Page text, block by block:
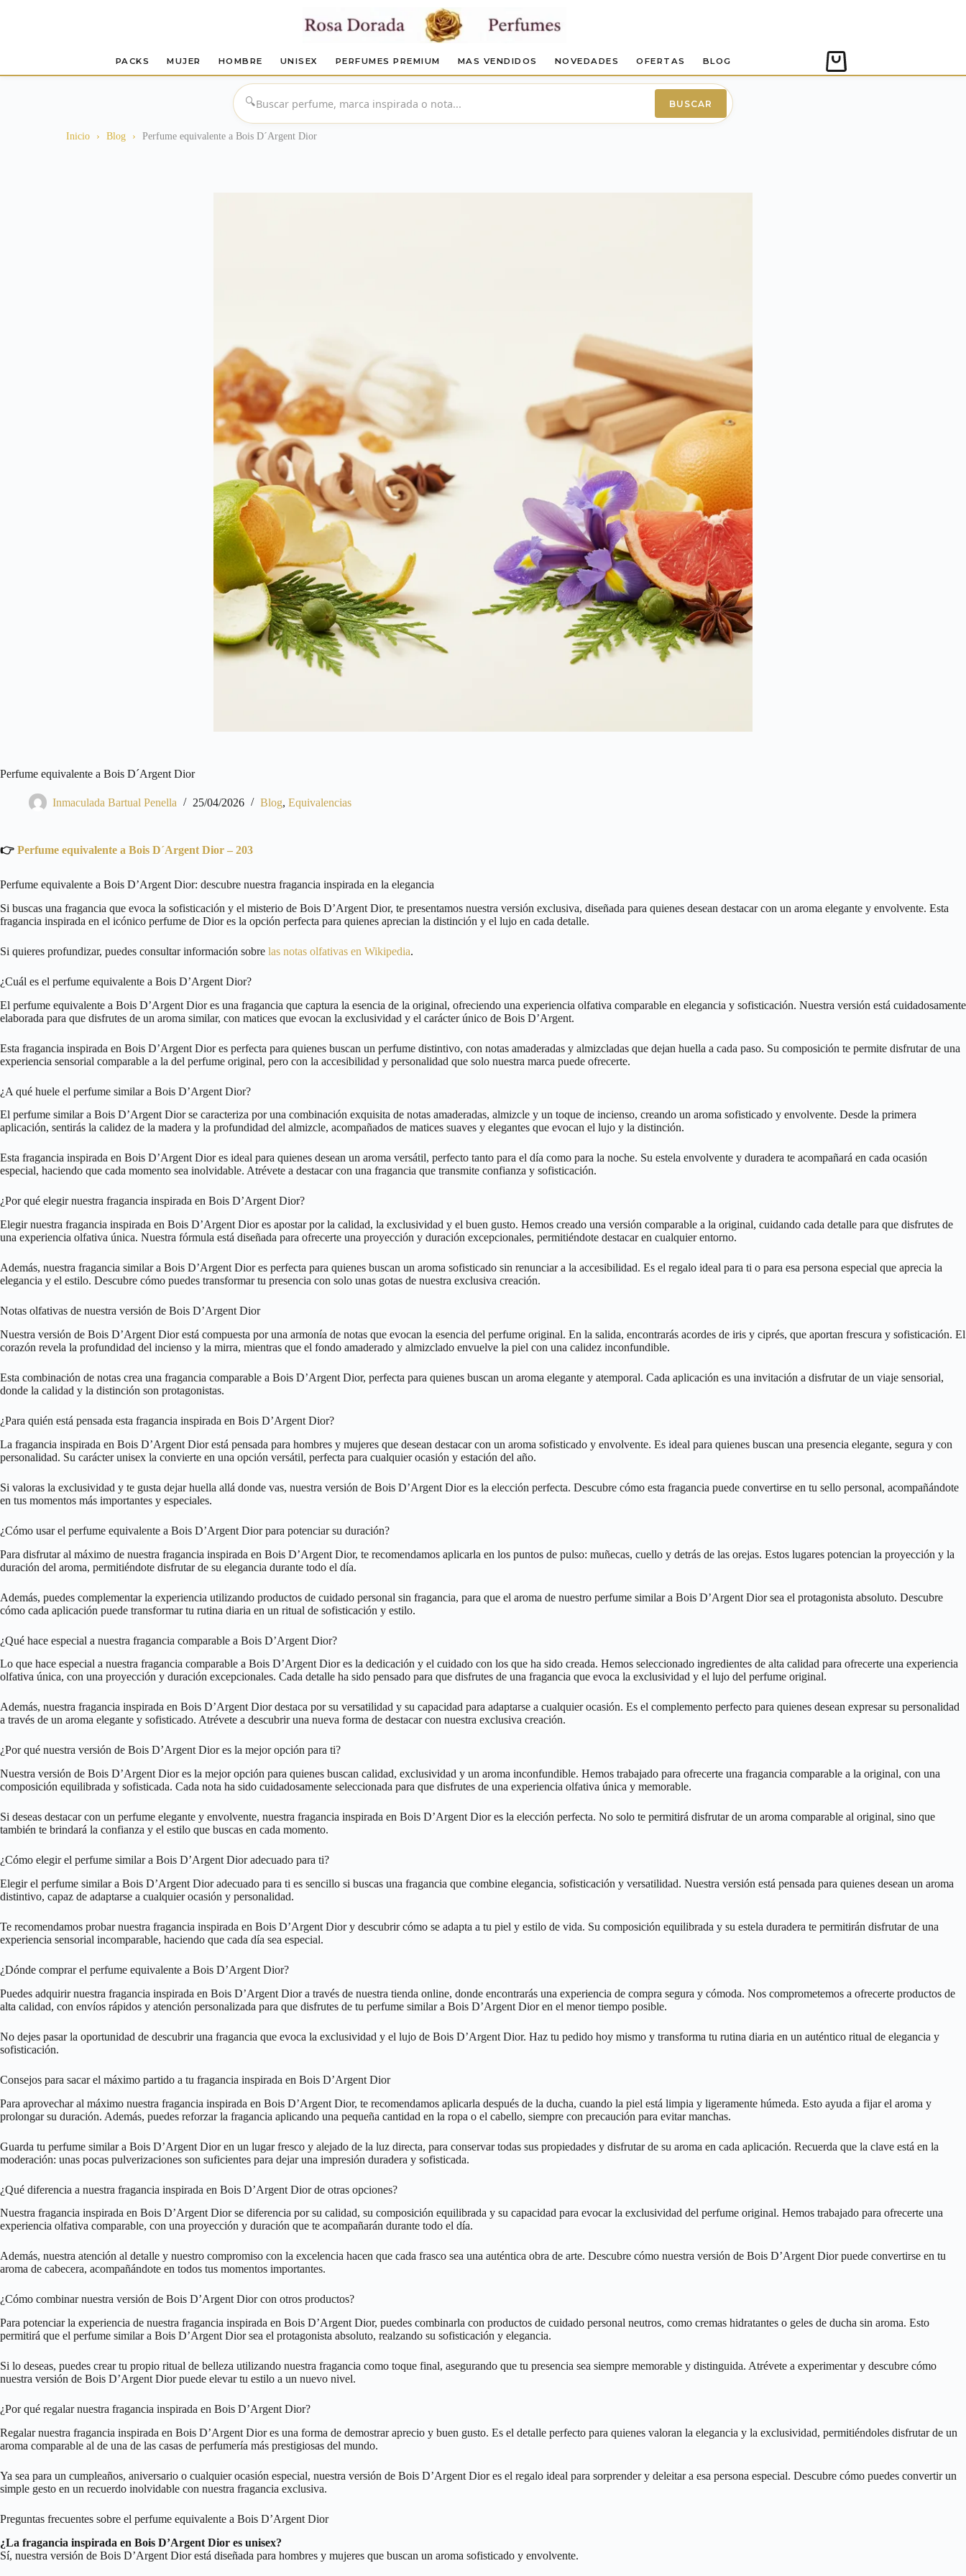
PACKS MUJER HOMBRE UNISEX PERFUMES PREMIUM MAS VENDIDOS NOVEDADES OFERTAS BLOG
Carro
de
🔍 BUSCAR
Inicio › Blog › Perfume equivalente a Bois D´Argent Dior
Perfume equivalente a Bois D´Argent Dior
Inmaculada Bartual Penella 25/04/2026 Blog, Equivalencias
👉 Perfume equivalente a Bois D´Argent Dior – 203
Perfume equivalente a Bois D’Argent Dior: descubre nuestra fragancia inspirada en la elegancia
Si buscas una fragancia que evoca la sofisticación y el misterio de Bois D’Argent Dior, te presentamos nuestra versión exclusiva, diseñada para quienes desean destacar con un aroma elegante y envolvente. Esta
fragancia inspirada en el icónico perfume de Dior es la opción perfecta para quienes aprecian la distinción y el lujo en cada detalle.
Si quieres profundizar, puedes consultar información sobre las notas olfativas en Wikipedia.
¿Cuál es el perfume equivalente a Bois D’Argent Dior?
El perfume equivalente a Bois D’Argent Dior es una fragancia que captura la esencia de la original, ofreciendo una experiencia olfativa comparable en elegancia y sofisticación. Nuestra versión está cuidadosamente
elaborada para que disfrutes de un aroma similar, con matices que evocan la exclusividad y el carácter único de Bois D’Argent.
Esta fragancia inspirada en Bois D’Argent Dior es perfecta para quienes buscan un perfume distintivo, con notas amaderadas y almizcladas que dejan huella a cada paso. Su composición te permite disfrutar de una
experiencia sensorial comparable a la del perfume original, pero con la accesibilidad y personalidad que solo nuestra marca puede ofrecerte.
¿A qué huele el perfume similar a Bois D’Argent Dior?
El perfume similar a Bois D’Argent Dior se caracteriza por una combinación exquisita de notas amaderadas, almizcle y un toque de incienso, creando un aroma sofisticado y envolvente. Desde la primera
aplicación, sentirás la calidez de la madera y la profundidad del almizcle, acompañados de matices suaves y elegantes que evocan el lujo y la distinción.
Esta fragancia inspirada en Bois D’Argent Dior es ideal para quienes desean un aroma versátil, perfecto tanto para el día como para la noche. Su estela envolvente y duradera te acompañará en cada ocasión
especial, haciendo que cada momento sea inolvidable. Atrévete a destacar con una fragancia que transmite confianza y sofisticación.
¿Por qué elegir nuestra fragancia inspirada en Bois D’Argent Dior?
Elegir nuestra fragancia inspirada en Bois D’Argent Dior es apostar por la calidad, la exclusividad y el buen gusto. Hemos creado una versión comparable a la original, cuidando cada detalle para que disfrutes de
una experiencia olfativa única. Nuestra fórmula está diseñada para ofrecerte una proyección y duración excepcionales, permitiéndote destacar en cualquier entorno.
Además, nuestra fragancia similar a Bois D’Argent Dior es perfecta para quienes buscan un aroma sofisticado sin renunciar a la accesibilidad. Es el regalo ideal para ti o para esa persona especial que aprecia la
elegancia y el estilo. Descubre cómo puedes transformar tu presencia con solo unas gotas de nuestra exclusiva creación.
Notas olfativas de nuestra versión de Bois D’Argent Dior
Nuestra versión de Bois D’Argent Dior está compuesta por una armonía de notas que evocan la esencia del perfume original. En la salida, encontrarás acordes de iris y ciprés, que aportan frescura y sofisticación. El
corazón revela la profundidad del incienso y la mirra, mientras que el fondo amaderado y almizclado envuelve la piel con una calidez inconfundible.
Esta combinación de notas crea una fragancia comparable a Bois D’Argent Dior, perfecta para quienes buscan un aroma elegante y atemporal. Cada aplicación es una invitación a disfrutar de un viaje sensorial,
donde la calidad y la distinción son protagonistas.
¿Para quién está pensada esta fragancia inspirada en Bois D’Argent Dior?
La fragancia inspirada en Bois D’Argent Dior está pensada para hombres y mujeres que desean destacar con un aroma sofisticado y envolvente. Es ideal para quienes buscan una presencia elegante, segura y con
personalidad. Su carácter unisex la convierte en una opción versátil, perfecta para cualquier ocasión y estación del año.
Si valoras la exclusividad y te gusta dejar huella allá donde vas, nuestra versión de Bois D’Argent Dior es la elección perfecta. Descubre cómo esta fragancia puede convertirse en tu sello personal, acompañándote
en tus momentos más importantes y especiales.
¿Cómo usar el perfume equivalente a Bois D’Argent Dior para potenciar su duración?
Para disfrutar al máximo de nuestra fragancia inspirada en Bois D’Argent Dior, te recomendamos aplicarla en los puntos de pulso: muñecas, cuello y detrás de las orejas. Estos lugares potencian la proyección y la
duración del aroma, permitiéndote disfrutar de su elegancia durante todo el día.
Además, puedes complementar la experiencia utilizando productos de cuidado personal sin fragancia, para que el aroma de nuestro perfume similar a Bois D’Argent Dior sea el protagonista absoluto. Descubre
cómo cada aplicación puede transformar tu rutina diaria en un ritual de sofisticación y estilo.
¿Qué hace especial a nuestra fragancia comparable a Bois D’Argent Dior?
Lo que hace especial a nuestra fragancia comparable a Bois D’Argent Dior es la dedicación y el cuidado con los que ha sido creada. Hemos seleccionado ingredientes de alta calidad para ofrecerte una experiencia
olfativa única, con una proyección y duración excepcionales. Cada detalle ha sido pensado para que disfrutes de una fragancia que evoca la exclusividad y el lujo del perfume original.
Además, nuestra fragancia inspirada en Bois D’Argent Dior destaca por su versatilidad y su capacidad para adaptarse a cualquier ocasión. Es el complemento perfecto para quienes desean expresar su personalidad
a través de un aroma elegante y sofisticado. Atrévete a descubrir una nueva forma de destacar con nuestra exclusiva creación.
¿Por qué nuestra versión de Bois D’Argent Dior es la mejor opción para ti?
Nuestra versión de Bois D’Argent Dior es la mejor opción para quienes buscan calidad, exclusividad y un aroma inconfundible. Hemos trabajado para ofrecerte una fragancia comparable a la original, con una
composición equilibrada y sofisticada. Cada nota ha sido cuidadosamente seleccionada para que disfrutes de una experiencia olfativa única y memorable.
Si deseas destacar con un perfume elegante y envolvente, nuestra fragancia inspirada en Bois D’Argent Dior es la elección perfecta. No solo te permitirá disfrutar de un aroma comparable al original, sino que
también te brindará la confianza y el estilo que buscas en cada momento.
¿Cómo elegir el perfume similar a Bois D’Argent Dior adecuado para ti?
Elegir el perfume similar a Bois D’Argent Dior adecuado para ti es sencillo si buscas una fragancia que combine elegancia, sofisticación y versatilidad. Nuestra versión está pensada para quienes desean un aroma
distintivo, capaz de adaptarse a cualquier ocasión y personalidad.
Te recomendamos probar nuestra fragancia inspirada en Bois D’Argent Dior y descubrir cómo se adapta a tu piel y estilo de vida. Su composición equilibrada y su estela duradera te permitirán disfrutar de una
experiencia sensorial incomparable, haciendo que cada día sea especial.
¿Dónde comprar el perfume equivalente a Bois D’Argent Dior?
Puedes adquirir nuestra fragancia inspirada en Bois D’Argent Dior a través de nuestra tienda online, donde encontrarás una experiencia de compra segura y cómoda. Nos comprometemos a ofrecerte productos de
alta calidad, con envíos rápidos y atención personalizada para que disfrutes de tu perfume similar a Bois D’Argent Dior en el menor tiempo posible.
No dejes pasar la oportunidad de descubrir una fragancia que evoca la exclusividad y el lujo de Bois D’Argent Dior. Haz tu pedido hoy mismo y transforma tu rutina diaria en un auténtico ritual de elegancia y
sofisticación.
Consejos para sacar el máximo partido a tu fragancia inspirada en Bois D’Argent Dior
Para aprovechar al máximo nuestra fragancia inspirada en Bois D’Argent Dior, te recomendamos aplicarla después de la ducha, cuando la piel está limpia y ligeramente húmeda. Esto ayuda a fijar el aroma y
prolongar su duración. Además, puedes reforzar la fragancia aplicando una pequeña cantidad en la ropa o el cabello, siempre con precaución para evitar manchas.
Guarda tu perfume similar a Bois D’Argent Dior en un lugar fresco y alejado de la luz directa, para conservar todas sus propiedades y disfrutar de su aroma en cada aplicación. Recuerda que la clave está en la
moderación: unas pocas pulverizaciones son suficientes para dejar una impresión duradera y sofisticada.
¿Qué diferencia a nuestra fragancia inspirada en Bois D’Argent Dior de otras opciones?
Nuestra fragancia inspirada en Bois D’Argent Dior se diferencia por su calidad, su composición equilibrada y su capacidad para evocar la exclusividad del perfume original. Hemos trabajado para ofrecerte una
experiencia olfativa comparable, con una proyección y duración que te acompañarán durante todo el día.
Además, nuestra atención al detalle y nuestro compromiso con la excelencia hacen que cada frasco sea una auténtica obra de arte. Descubre cómo nuestra versión de Bois D’Argent Dior puede convertirse en tu
aroma de cabecera, acompañándote en todos tus momentos importantes.
¿Cómo combinar nuestra versión de Bois D’Argent Dior con otros productos?
Para potenciar la experiencia de nuestra fragancia inspirada en Bois D’Argent Dior, puedes combinarla con productos de cuidado personal neutros, como cremas hidratantes o geles de ducha sin aroma. Esto
permitirá que el perfume similar a Bois D’Argent Dior sea el protagonista absoluto, realzando su sofisticación y elegancia.
Si lo deseas, puedes crear tu propio ritual de belleza utilizando nuestra fragancia como toque final, asegurando que tu presencia sea siempre memorable y distinguida. Atrévete a experimentar y descubre cómo
nuestra versión de Bois D’Argent Dior puede elevar tu estilo a un nuevo nivel.
¿Por qué regalar nuestra fragancia inspirada en Bois D’Argent Dior?
Regalar nuestra fragancia inspirada en Bois D’Argent Dior es una forma de demostrar aprecio y buen gusto. Es el detalle perfecto para quienes valoran la elegancia y la exclusividad, permitiéndoles disfrutar de un
aroma comparable al de una de las casas de perfumería más prestigiosas del mundo.
Ya sea para un cumpleaños, aniversario o cualquier ocasión especial, nuestra versión de Bois D’Argent Dior es el regalo ideal para sorprender y deleitar a esa persona especial. Descubre cómo puedes convertir un
simple gesto en un recuerdo inolvidable con nuestra fragancia exclusiva.
Preguntas frecuentes sobre el perfume equivalente a Bois D’Argent Dior
¿La fragancia inspirada en Bois D’Argent Dior es unisex?
Sí, nuestra versión de Bois D’Argent Dior está diseñada para hombres y mujeres que buscan un aroma sofisticado y envolvente.